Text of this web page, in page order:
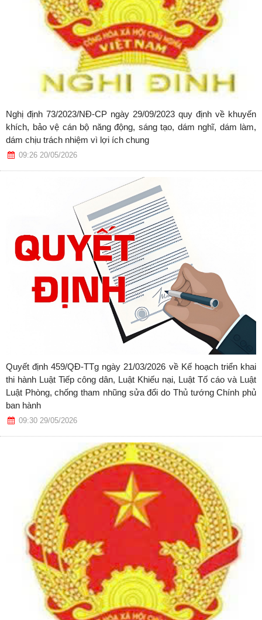
Nghị định 73/2023/NĐ-CP ngày 29/09/2023 quy định về khuyến
khích, bảo vệ cán bộ năng động, sáng tạo, dám nghĩ, dám làm,
dám chịu trách nhiệm vì lợi ích chung
09:26 20/05/2026
Quyết định 459/QĐ-TTg ngày 21/03/2026 về Kế hoạch triển khai
thi hành Luật Tiếp công dân, Luật Khiếu nại, Luật Tố cáo và Luật
Luật Phòng, chống tham nhũng sửa đổi do Thủ tướng Chính phủ
ban hành
09:30 29/05/2026